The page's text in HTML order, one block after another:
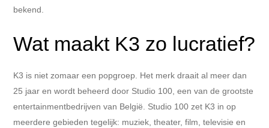
bekend.
Wat maakt K3 zo lucratief?
K3 is niet zomaar een popgroep. Het merk draait al meer dan
25 jaar en wordt beheerd door Studio 100, een van de grootste
entertainmentbedrijven van België. Studio 100 zet K3 in op
meerdere gebieden tegelijk: muziek, theater, film, televisie en